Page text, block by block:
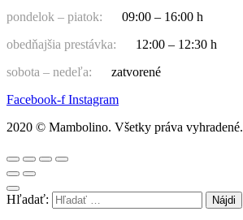
pondelok – piatok:
09:00 – 16:00 h
obedňajšia prestávka:
12:00 – 12:30 h
sobota – nedeľa:
zatvorené
Facebook-f Instagram
2020 © Mambolino. Všetky práva vyhradené.
Hľadať: